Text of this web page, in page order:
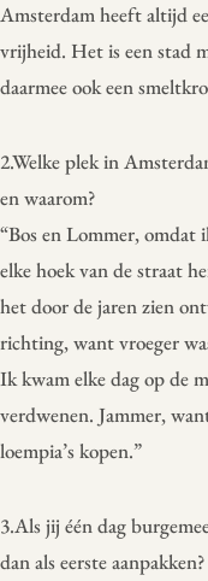
Amsterdam heeft altijd
vrijheid. Het is een stad
daarmee ook een
2.Welke plek in
en waarom?
“Bos en Lommer, omdat
elke hoek van de straat
het door de jaren zien
richting, want vroeger
Ik kwam elke dag op de
verdwenen. Jammer,
loempia’s kopen.”
3.Als jij één dag
dan als eerste aanpakken?